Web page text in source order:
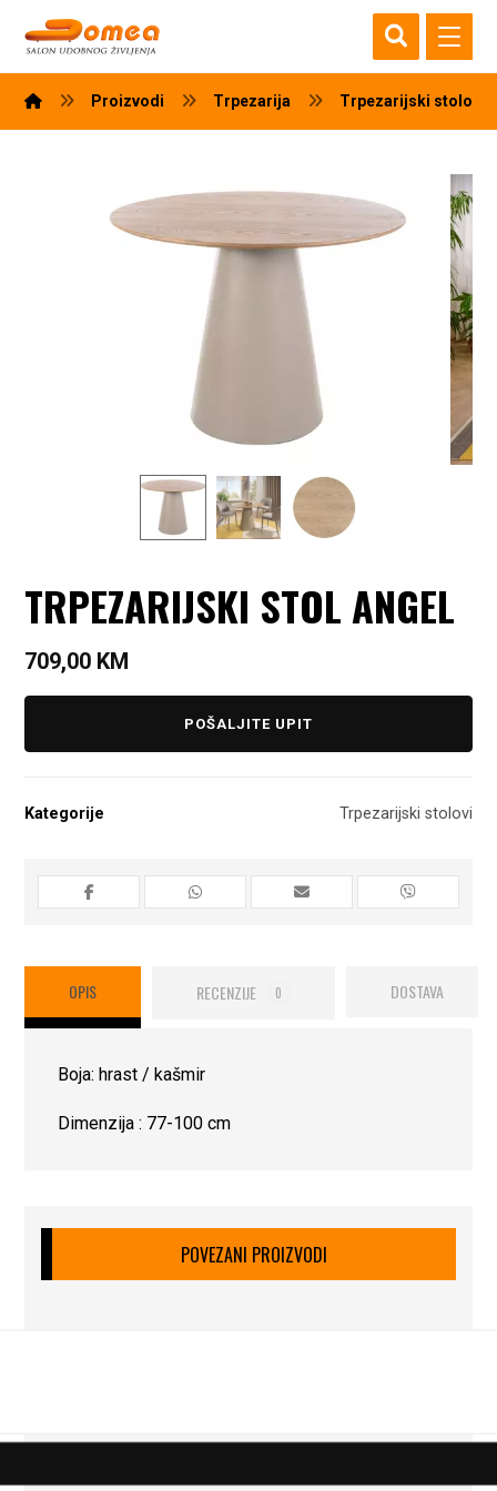
Proizvodi Trpezarija Trpezarijski stolovi
TRPEZARIJSKI STOL ANGEL
709,00 KM
POŠALJITE UPIT
Kategorije Trpezarijski stolovi
OPIS RECENZIJE 0 DOSTAVA
Boja: hrast / kašmir
Dimenzija : 77-100 cm
POVEZANI PROIZVODI